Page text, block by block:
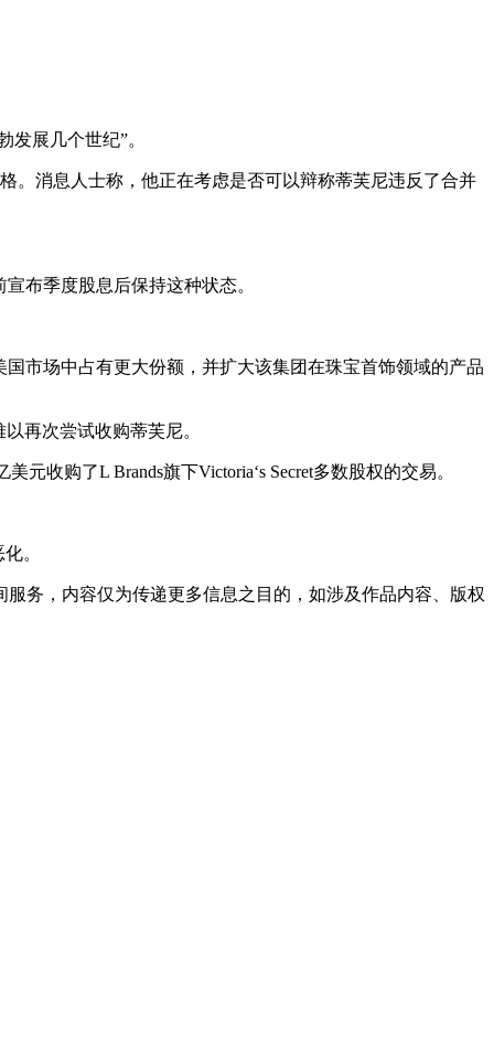
展几个世纪”。
。消息人士称，他正在考虑是否可以辩称蒂芙尼违反了合并
布季度股息后保持这种状态。
市场中占有更大份额，并扩大该集团在珠宝首饰领域的产品
再次尝试收购蒂芙尼。
收购了L Brands旗下Victoria‘s Secret多数股权的交易。
。
务，内容仅为传递更多信息之目的，如涉及作品内容、版权